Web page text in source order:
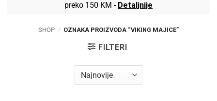
preko 150 KM - Detaljnije
SHOP / OZNAKA PROIZVODA “VIKING MAJICE”
FILTERI